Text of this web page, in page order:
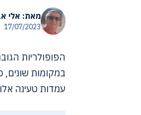
מאת: אלי
17/07/2023
הפופולריות
במקומות
עמדות טעינה